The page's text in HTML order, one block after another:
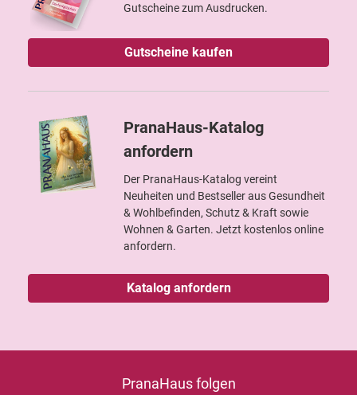
Gutscheine zum Ausdrucken.
Gutscheine kaufen
PranaHaus-Katalog
anfordern
Der PranaHaus-Katalog vereint
Neuheiten und Bestseller aus Gesundheit
& Wohlbefinden, Schutz & Kraft sowie
Wohnen & Garten. Jetzt kostenlos online
anfordern.
Katalog anfordern
PranaHaus folgen